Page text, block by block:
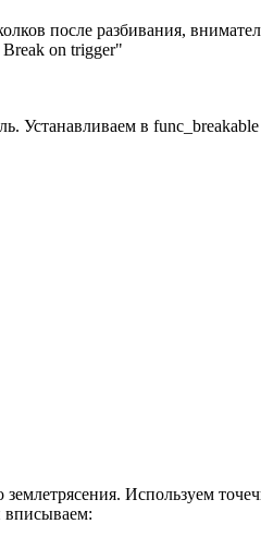
после разбивания,
on trigger"
Устанавливаем в
Используем
вписываем: